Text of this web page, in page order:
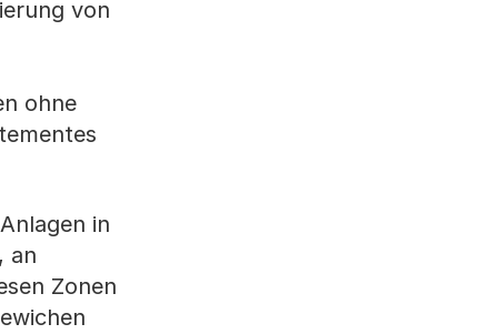
von
ohne
in
an
Zonen